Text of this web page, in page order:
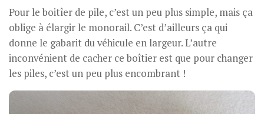
Pour le boitîer de pile, c’est un peu plus simple, mais ça
oblige à élargir le monorail. C’est d’ailleurs ça qui
donne le gabarit du véhicule en largeur. L’autre
inconvénient de cacher ce boîtier est que pour changer
les piles, c’est un peu plus encombrant !